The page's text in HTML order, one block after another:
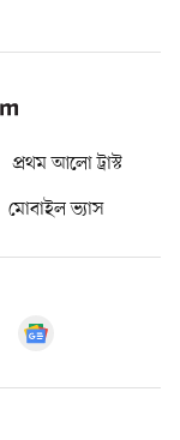
প্রথম আলো ট্রাস্ট
মোবাইল ভ্যাস